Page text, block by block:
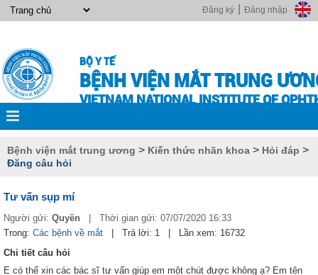
Đăng nhập
Đăng ký
BỘ Y TẾ
BỆNH VIỆN MẮT TRUNG
VIETNAM NATIONAL INSTITUTE OF
Bệnh viện mắt trung ương > Kiến thức nhãn khoa > Hỏi đáp >
Đăng câu hỏi
Tư vấn sụp mí
Người gửi: Quyền Thời gian gửi: 07/07/2020 16:33
Trong: Các bệnh về mắt Trả lời: 1
Lần xem: 16732
Chi tiết câu hỏi
E có thể xin các bác sĩ tư vấn giúp em một chút được không ạ? Em tên